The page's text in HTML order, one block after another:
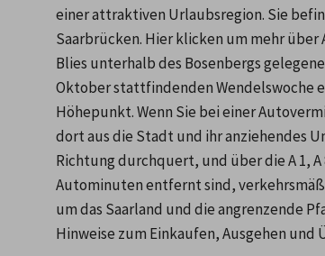
einer attraktiven Urlaubsregion. Sie
Saarbrücken. Hier klicken um mehr
Blies unterhalb des Bosenbergs
Oktober stattfindenden Wendelswoche
Höhepunkt. Wenn Sie bei einer
dort aus die Stadt und ihr anziehendes
Richtung durchquert, und über die A 1, A
Autominuten entfernt sind,
um das Saarland und die angrenzende
Hinweise zum Einkaufen, Ausgehen und